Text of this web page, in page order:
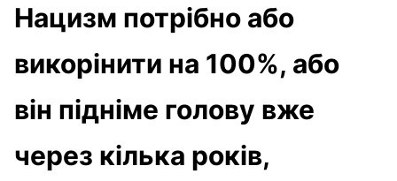
Нацизм потрібно або
викорінити на 100%, або
він підніме голову вже
через кілька років,